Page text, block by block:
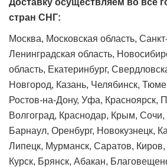
стран СНГ:
Москва, Московская область,
Ленинградская область,
область, Екатеринбург,
Новгород, Казань, Челябинск,
Ростов-на-Дону, Уфа, Красноярск,
Волгоград, Краснодар, Крым, Сочи,
Барнаул, Оренбург, Новокузнецк,
Липецк, Мурманск, Саратов,
Курск, Брянск, Абакан,